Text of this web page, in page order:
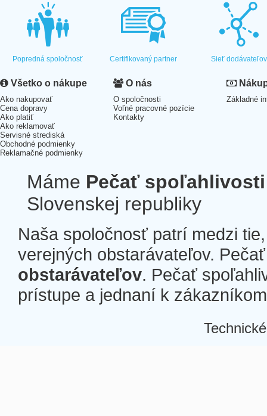
Popredná spoločnosť Certifikovaný partner Sieť dodávateľov
Všetko o nákupe
Ako nakupovať
Cena dopravy
Ako platiť
Ako reklamovať
Servisné strediská
Obchodné podmienky
Reklamačné podmienky
O nás
O spoločnosti
Voľné pracovné pozície
Kontakty
Základné
Máme Pečať spoľahlivosti
Slovenskej republiky
Naša spoločnosť patrí medzi
verejných obstarávateľov.
obstarávateľov. Pečať
prístupe a jednaní k